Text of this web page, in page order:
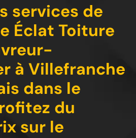
services de
Éclat Toiture
à Villefranche
dans le
du
sur le